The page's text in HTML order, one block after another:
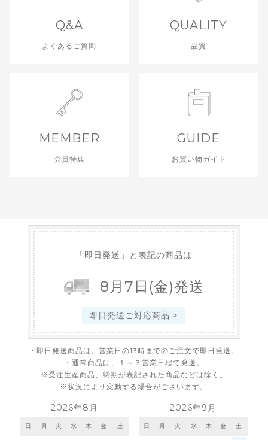
Q&A
よくあるご質問
QUALITY
品質
MEMBER
会員特典
GUIDE
お買い物ガイド
「即日発送」と表記の商品は
8 月 7 日 (金)発送
即日発送ご対応商品 >
・即日発送商品は、営業日の13時までのご注文で即日発送。
・通常商品は、１～３営業日程で発送。
※受注生産商品、納期が表記された商品などは除く。
※状況により変動する場合がございます。
2026年8月
日 月 火 水 木 金 土
2026年9月
日 月 火 水 木 金 土